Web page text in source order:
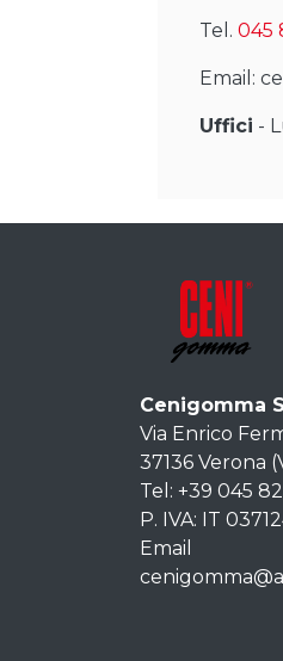
Tel. 045
Email:
Uffici -
Cenigomma
Via Enrico
37136 Verona
Tel: +39 045
P. IVA: IT
Email